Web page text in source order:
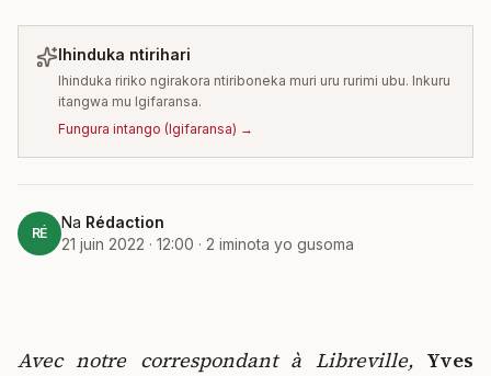
Ihinduka ntirihari
Ihinduka ririko ngirakora ntiriboneka muri uru rurimi ubu. Inkuru
itangwa mu Igifaransa.
Fungura intango (Igifaransa) →
RÉ
Na Rédaction
21 juin 2022 · 12:00 · 2 iminota yo gusoma
Avec notre correspondant à Libreville, Yves